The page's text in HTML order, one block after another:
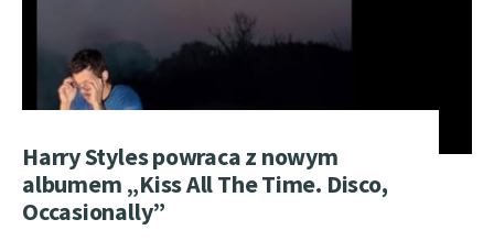
Harry Styles powraca z nowym
albumem „Kiss All The Time. Disco,
Occasionally”